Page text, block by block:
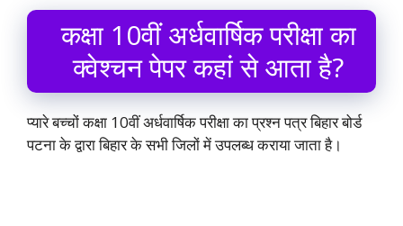
कक्षा 10वीं अर्धवार्षिक परीक्षा का
क्वेश्चन पेपर कहां से आता है?
प्यारे बच्चों कक्षा 10वीं अर्धवार्षिक परीक्षा का प्रश्न पत्र बिहार बोर्ड
पटना के द्वारा बिहार के सभी जिलों में उपलब्ध कराया जाता है।